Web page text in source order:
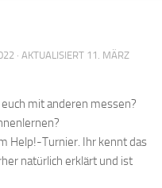
· AKTUALISIERT 11. MÄRZ
mit anderen messen?
Help!-Turnier. Ihr kennt das
natürlich erklärt und ist